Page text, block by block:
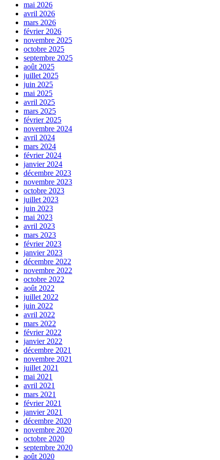
mai 2026
avril 2026
mars 2026
février 2026
novembre 2025
octobre 2025
septembre 2025
août 2025
juillet 2025
juin 2025
mai 2025
avril 2025
mars 2025
février 2025
novembre 2024
avril 2024
mars 2024
février 2024
janvier 2024
décembre 2023
novembre 2023
octobre 2023
juillet 2023
juin 2023
mai 2023
avril 2023
mars 2023
février 2023
janvier 2023
décembre 2022
novembre 2022
octobre 2022
août 2022
juillet 2022
juin 2022
avril 2022
mars 2022
février 2022
janvier 2022
décembre 2021
novembre 2021
juillet 2021
mai 2021
avril 2021
mars 2021
février 2021
janvier 2021
décembre 2020
novembre 2020
octobre 2020
septembre 2020
août 2020